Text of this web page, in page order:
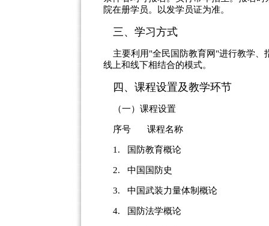
院在册学员。以发学员证为准。
三、学习方式
主要利用"全民国防教育网"进行教学、
线上和线下相结合的模式。
四、课程设置及教学环节
（一）课程设置
序号 课程名称
1. 国防教育概论
2. 中国国防史
3. 中国武装力量体制概
4. 国防法学概